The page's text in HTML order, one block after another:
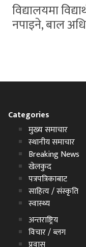
विद्यालयमा
नपाइने, बाल
Categories
मुख्य समाचार
स्थानीय समाचार
Breaking News
खेलकुद
पत्रपत्रिकाबाट
साहित्य / संस्कृति
स्वास्थ्य
अन्तराष्ट्रिय
विचार / ब्लग